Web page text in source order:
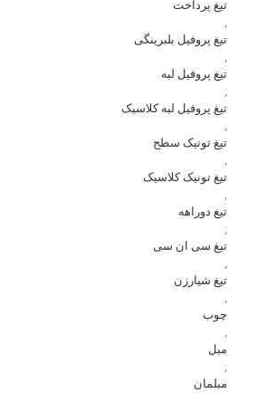
تیغ پرداخت
,
تیغ پروفیل بلبرینگی
,
تیغ پروفیل لبه
,
تیغ پروفیل لبه کلاسیک
,
تیغ تونیک سطح
,
تیغ تونیک کلاسیک
,
تیغ دوراهه
,
تیغ سی ان سی
,
تیغ شیارزن
,
چوب
,
مبل
,
مبلمان